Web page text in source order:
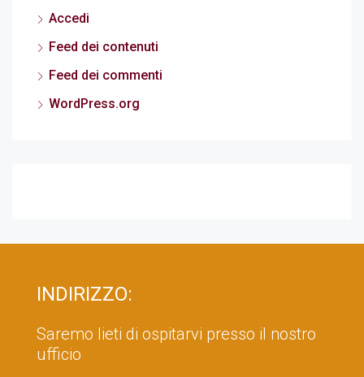
Accedi
Feed dei contenuti
Feed dei commenti
WordPress.org
INDIRIZZO:
Saremo lieti di ospitarvi presso il nostro
ufficio